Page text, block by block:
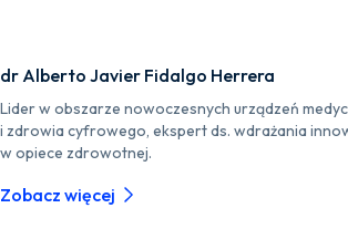
dr Alberto Javier Fidalgo Herrera
Lider w obszarze nowoczesnych urządzeń
i zdrowia cyfrowego, ekspert ds. wdrażania
w opiece zdrowotnej.
Zobacz więcej